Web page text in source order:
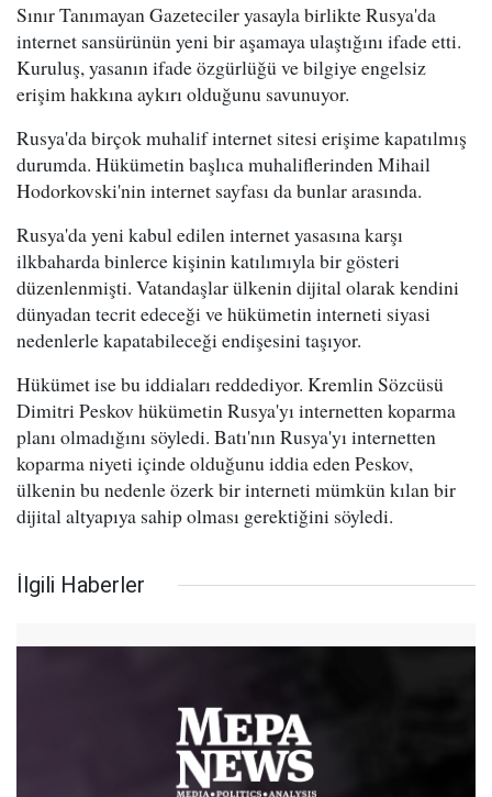
Sınır Tanımayan Gazeteciler yasayla birlikte Rusya'da
internet sansürünün yeni bir aşamaya ulaştığını ifade etti.
Kuruluş, yasanın ifade özgürlüğü ve bilgiye engelsiz
erişim hakkına aykırı olduğunu savunuyor.
Rusya'da birçok muhalif internet sitesi erişime kapatılmış
durumda. Hükümetin başlıca muhaliflerinden Mihail
Hodorkovski'nin internet sayfası da bunlar arasında.
Rusya'da yeni kabul edilen internet yasasına karşı
ilkbaharda binlerce kişinin katılımıyla bir gösteri
düzenlenmişti. Vatandaşlar ülkenin dijital olarak kendini
dünyadan tecrit edeceği ve hükümetin interneti siyasi
nedenlerle kapatabileceği endişesini taşıyor.
Hükümet ise bu iddiaları reddediyor. Kremlin Sözcüsü
Dimitri Peskov hükümetin Rusya'yı internetten koparma
planı olmadığını söyledi. Batı'nın Rusya'yı internetten
koparma niyeti içinde olduğunu iddia eden Peskov,
ülkenin bu nedenle özerk bir interneti mümkün kılan bir
dijital altyapıya sahip olması gerektiğini söyledi.
İlgili Haberler